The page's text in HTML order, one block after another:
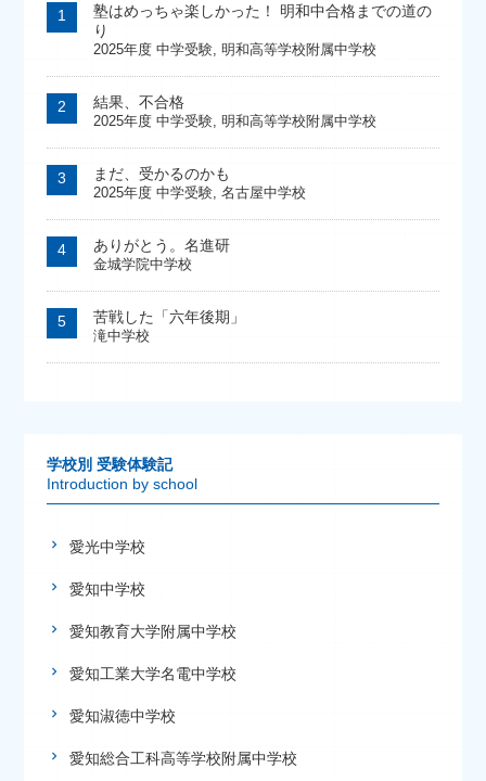
塾はめっちゃ楽しかった！ 明和中合格までの道の
り
2025年度 中学受験, 明和高等学校附属中学校
結果、不合格
2025年度 中学受験, 明和高等学校附属中学校
まだ、受かるのかも
2025年度 中学受験, 名古屋中学校
ありがとう。名進研
金城学院中学校
苦戦した「六年後期」
滝中学校
学校別 受験体験記
Introduction by school
愛光中学校
愛知中学校
愛知教育大学附属中学校
愛知工業大学名電中学校
愛知淑徳中学校
愛知総合工科高等学校附属中学校